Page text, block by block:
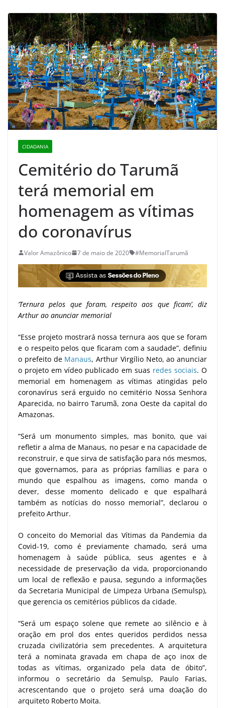
CIDADANIA
Cemitério do Tarumã
terá memorial em
homenagem as vítimas
do coronavírus
Valor Amazônico 7 de maio de 2020 #MemorialTarumã
‘Ternura pelos que foram, respeito aos que ficam’, diz
Arthur ao anunciar memorial
“Esse projeto mostrará nossa ternura aos que se foram
e o respeito pelos que ficaram com a saudade”, definiu
o prefeito de Manaus, Arthur Virgílio Neto, ao anunciar
o projeto em vídeo publicado em suas redes sociais. O
memorial em homenagem as vítimas atingidas pelo
coronavírus será erguido no cemitério Nossa Senhora
Aparecida, no bairro Tarumã, zona Oeste da capital do
Amazonas.
“Será um monumento simples, mas bonito, que vai
refletir a alma de Manaus, no pesar e na capacidade de
reconstruir, e que sirva de satisfação para nós mesmos,
que governamos, para as próprias famílias e para o
mundo que espalhou as imagens, como manda o
dever, desse momento delicado e que espalhará
também as notícias do nosso memorial”, declarou o
prefeito Arthur.
O conceito do Memorial das Vítimas da Pandemia da
Covid-19, como é previamente chamado, será uma
homenagem à saúde pública, seus agentes e à
necessidade de preservação da vida, proporcionando
um local de reflexão e pausa, segundo a informações
da Secretaria Municipal de Limpeza Urbana (Semulsp),
que gerencia os cemitérios públicos da cidade.
“Será um espaço solene que remete ao silêncio e à
oração em prol dos entes queridos perdidos nessa
cruzada civilizatória sem precedentes. A arquitetura
terá a nominata gravada em chapa de aço inox de
todas as vítimas, organizado pela data de óbito”,
informou o secretário da Semulsp, Paulo Farias,
acrescentando que o projeto será uma doação do
arquiteto Roberto Moita.